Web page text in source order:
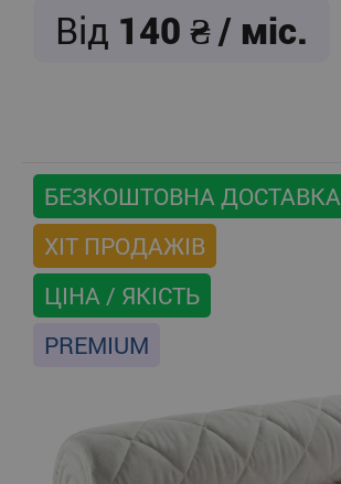
Від 140 / міс.
БЕЗКОШТОВНА ДОСТАВКА
ХІТ ПРОДАЖІВ
ЦІНА / ЯКІСТЬ
PREMIUM